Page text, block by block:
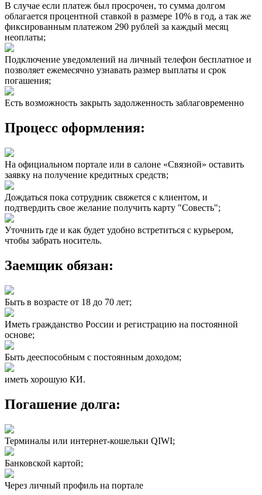
В случае если платеж был просрочен, то сумма долгом
облагается процентной ставкой в размере 10% в год, а так же
фиксированным платежом 290 рублей за каждый месяц
неоплаты;
Подключение уведомлений на личный телефон бесплатное и
позволяет ежемесячно узнавать размер выплаты и срок
погашения;
Есть возможность закрыть задолженность заблаговременно
Процесс оформления:
На официальном портале или в салоне «Связной» оставить
заявку на получение кредитных средств;
Дождаться пока сотрудник свяжется с клиентом, и
подтвердить свое желание получить карту "Совесть";
Уточнить где и как будет удобно встретиться с курьером,
чтобы забрать носитель.
Заемщик обязан:
Быть в возрасте от 18 до 70 лет;
Иметь гражданство России и регистрацию на постоянной
основе;
Быть дееспособным с постоянным доходом;
иметь хорошую КИ.
Погашение долга:
Терминалы или интернет-кошельки QIWI;
Банковской картой;
Через личный профиль на портале